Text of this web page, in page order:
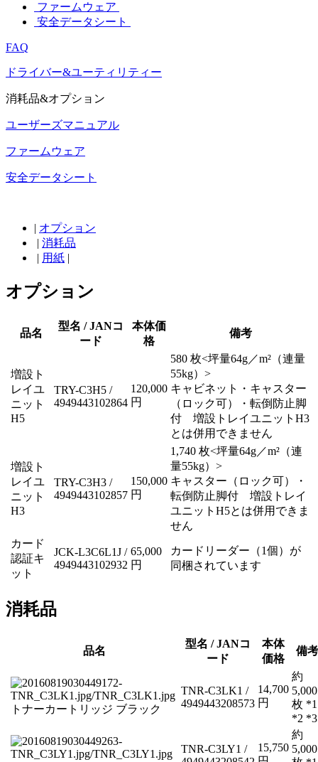
ファームウェア
安全データシート
FAQ
ドライバー&ユーティリティー
消耗品&オプション
ユーザーズマニュアル
ファームウェア
安全データシート
| オプション
| 消耗品
| 用紙 |
オプション
品名
型名 / JANコ
ード
本体価
格
備考
増設ト
レイユ
ニット
H5
TRY-C3H5 /
4949443102864
120,000
円
580 枚<坪量64g／m²（連量
55kg）>
キャビネット・キャスター
（ロック可）・転倒防止脚
付 増設トレイユニットH3
とは併用できません
増設ト
レイユ
ニット
H3
TRY-C3H3 /
4949443102857
150,000
円
1,740 枚<坪量64g／m²（連
量55kg）>
キャスター（ロック可）・
転倒防止脚付 増設トレイ
ユニットH5とは併用できま
せん
カード
認証キ
ット
JCK-L3C6L1J /
4949443102932
65,000
円
カードリーダー（1個）が
同梱されています
消耗品
品名
型名 / JANコ
ード
本体
価格
備考
トナーカートリッジ ブラック
TNR-C3LK1 /
4949443208573
14,700
円
約
5,000
枚 *1
*2 *3
TNR-C3LY1 /
15,750
約
5,000